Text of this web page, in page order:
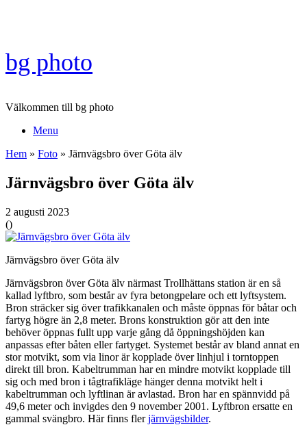
bg photo
Välkommen till bg photo
Menu
Hem » Foto » Järnvägsbro över Göta älv
Järnvägsbro över Göta älv
2 augusti 2023
()
Järnvägsbro över Göta älv
Järnvägsbron över Göta älv närmast Trollhättans station är en så
kallad lyftbro, som består av fyra betongpelare och ett lyftsystem.
Bron sträcker sig över trafikkanalen och måste öppnas för båtar och
fartyg högre än 2,8 meter. Brons konstruktion gör att den inte
behöver öppnas fullt upp varje gång då öppningshöjden kan
anpassas efter båten eller fartyget. Systemet består av bland annat en
stor motvikt, som via linor är kopplade över linhjul i torntoppen
direkt till bron. Kabeltrumman har en mindre motvikt kopplade till
sig och med bron i tågtrafikläge hänger denna motvikt helt i
kabeltrumman och lyftlinan är avlastad. Bron har en spännvidd på
49,6 meter och invigdes den 9 november 2001. Lyftbron ersatte en
gammal svängbro. Här finns flerjärnvägsbilder.